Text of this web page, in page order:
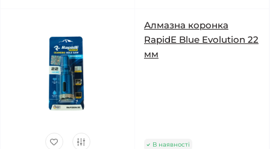
Алмазна коронка
RapidE Blue Evolution 22
мм
В наявності